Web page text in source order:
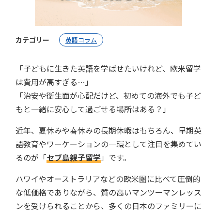
カテゴリー 英語コラム
「子どもに生きた英語を学ばせたいけれど、欧米留学
は費用が高すぎる…」
「治安や衛生面が心配だけど、初めての海外でも子ど
もと一緒に安心して過ごせる場所はある？」
近年、夏休みや春休みの長期休暇はもちろん、早期英
語教育やワーケーションの一環として注目を集めてい
るのが「セブ島親子留学」です。
ハワイやオーストラリアなどの欧米圏に比べて圧倒的
な低価格でありながら、質の高いマンツーマンレッス
ンを受けられることから、多くの日本のファミリーに